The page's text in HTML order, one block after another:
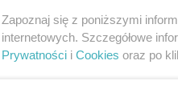
na pozycji pierwszej, w
);
w pierwszej rundzie
Zapoznaj się z poniższymi
internetowych. Szczegółowe
Prywatności i Cookies oraz po